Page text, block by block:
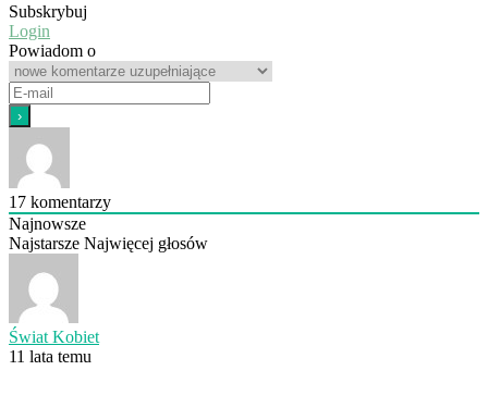
Subskrybuj
Login
Powiadom o
17 komentarzy
Najnowsze
Najstarsze Najwięcej głosów
Świat Kobiet
11 lata temu